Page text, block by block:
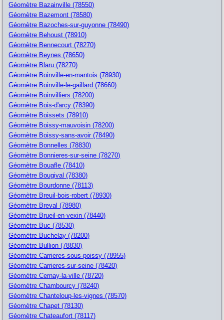
Géomètre Bazainville (78550)
Géomètre Bazemont (78580)
Géomètre Bazoches-sur-guyonne (78490)
Géomètre Behoust (78910)
Géomètre Bennecourt (78270)
Géomètre Beynes (78650)
Géomètre Blaru (78270)
Géomètre Boinville-en-mantois (78930)
Géomètre Boinville-le-gaillard (78660)
Géomètre Boinvilliers (78200)
Géomètre Bois-d'arcy (78390)
Géomètre Boissets (78910)
Géomètre Boissy-mauvoisin (78200)
Géomètre Boissy-sans-avoir (78490)
Géomètre Bonnelles (78830)
Géomètre Bonnieres-sur-seine (78270)
Géomètre Bouafle (78410)
Géomètre Bougival (78380)
Géomètre Bourdonne (78113)
Géomètre Breuil-bois-robert (78930)
Géomètre Breval (78980)
Géomètre Brueil-en-vexin (78440)
Géomètre Buc (78530)
Géomètre Buchelay (78200)
Géomètre Bullion (78830)
Géomètre Carrieres-sous-poissy (78955)
Géomètre Carrieres-sur-seine (78420)
Géomètre Cernay-la-ville (78720)
Géomètre Chambourcy (78240)
Géomètre Chanteloup-les-vignes (78570)
Géomètre Chapet (78130)
Géomètre Chateaufort (78117)